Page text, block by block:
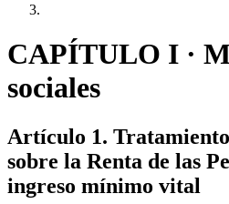
CAPÍTULO I ·
sociales
Artículo 1.
sobre la Renta de las
ingreso mínimo vital